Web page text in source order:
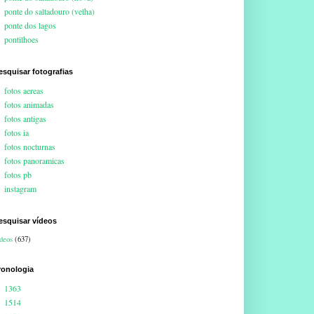
ponte do saltadouro (velha)
ponte dos lagos
pontilhoes
fotografias
fotos aereas
fotos animadas
fotos antigas
fotos ia
fotos nocturnas
fotos panoramicas
fotos pb
instagram
vídeos
(637)
1363
1514